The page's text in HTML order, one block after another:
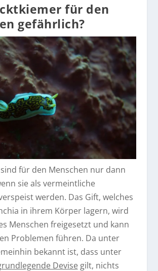
für den
gefährlich?
für den Menschen nur dann
sie als vermeintliche
werden. Das Gift, welches
in ihrem Körper lagern, wird
Menschen freigesetzt und kann
Problemen führen. Da unter
bekannt ist, dass unter
Devisegilt, nichts